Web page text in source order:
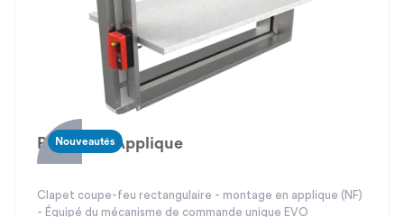
Nouveautés
REF 500 5 Applique
Clapet coupe-feu rectangulaire - montage en applique (NF)
- Équipé du mécanisme de commande unique EVO